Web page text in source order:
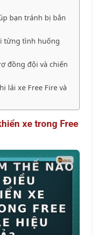
bạn tránh bị bắn
từng tình huống
đồng đội và chiến
lái xe Free Fire và
xe trong Free